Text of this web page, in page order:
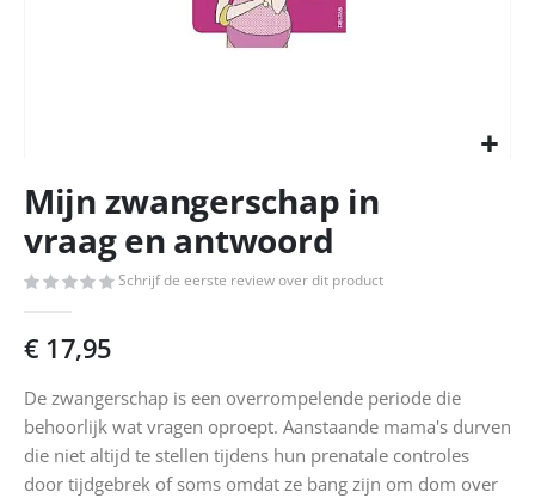
naar
het
begin
de
afbeeldingen-
gallerij
Mijn zwangerschap in
vraag en antwoord
Schrijf de eerste review over dit product
€ 17,95
De zwangerschap is een overrompelende periode die
behoorlijk wat vragen oproept. Aanstaande mama's durven
die niet altijd te stellen tijdens hun prenatale controles
door tijdgebrek of soms omdat ze bang zijn om dom over